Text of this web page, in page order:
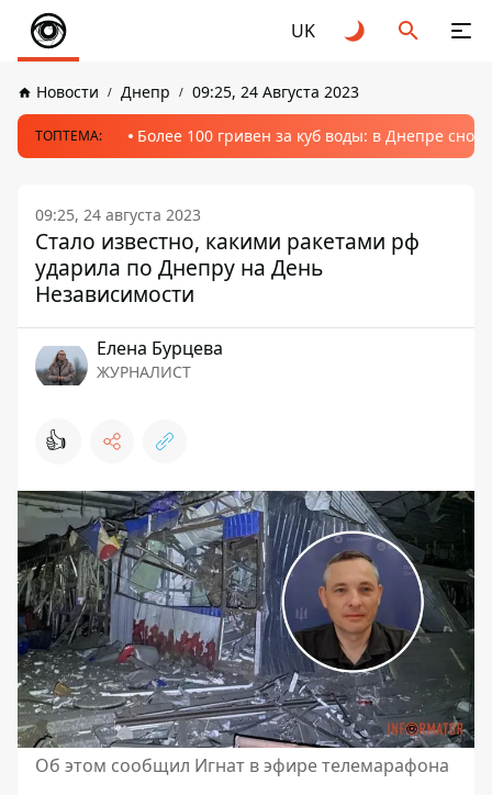
UK
Новости Днепр 09:25, 24 Августа 2023
ТОПТЕМА: Более 100 гривен за куб воды: в Днепре
09:25, 24 августа 2023
Стало известно, какими ракетами рф
ударила по Днепру на День
Независимости
Елена Бурцева
ЖУРНАЛИСТ
👍
Об этом сообщил Игнат в эфире телемарафона